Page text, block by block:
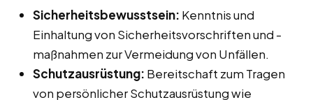
Sicherheitsbewusstsein: Kenntnis und
Einhaltung von Sicherheitsvorschriften und -
maßnahmen zur Vermeidung von Unfällen.
Schutzausrüstung: Bereitschaft zum Tragen
von persönlicher Schutzausrüstung wie